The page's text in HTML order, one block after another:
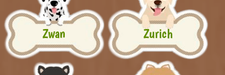
Zwan Zurich